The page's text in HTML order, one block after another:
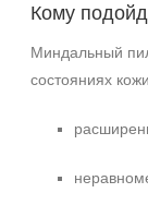
Кому
Миндальный
состояниях